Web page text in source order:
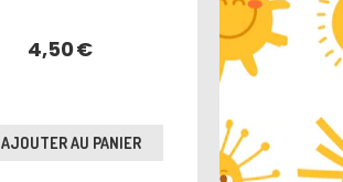
4,50€
AJOUTER AU PANIER